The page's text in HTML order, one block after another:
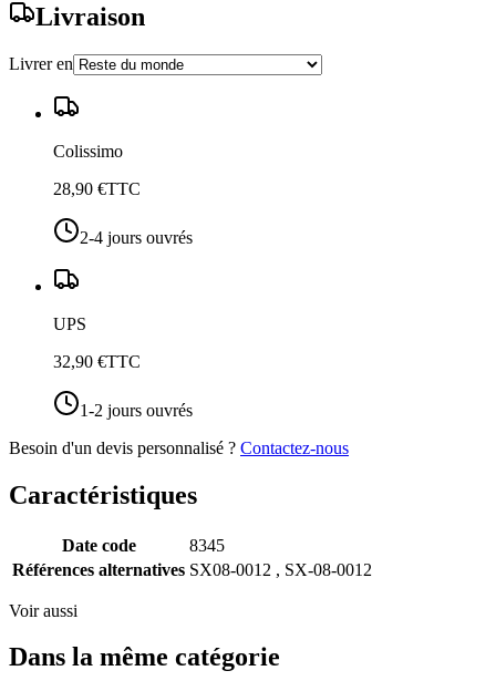
Livraison
Livrer en
Colissimo
28,90 €TTC
2-4 jours ouvrés
UPS
32,90 €TTC
1-2 jours ouvrés
Besoin d'un devis personnalisé ? Contactez-nous
Caractéristiques
Date code
8345
Références alternatives SX08-0012 , SX-08-0012
Voir aussi
Dans la même catégorie